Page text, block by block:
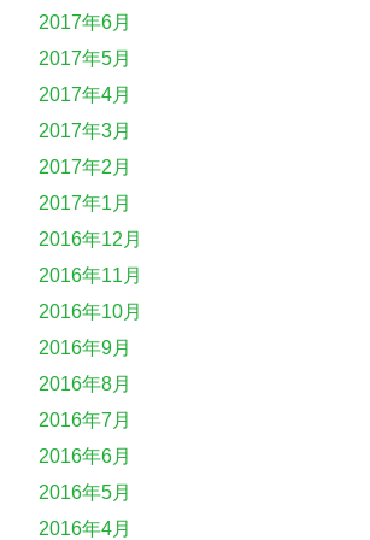
2017年6月
2017年5月
2017年4月
2017年3月
2017年2月
2017年1月
2016年12月
2016年11月
2016年10月
2016年9月
2016年8月
2016年7月
2016年6月
2016年5月
2016年4月